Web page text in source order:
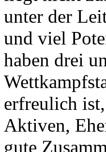
unter der
und viel
haben drei
erfreulich
Aktiven,
gute